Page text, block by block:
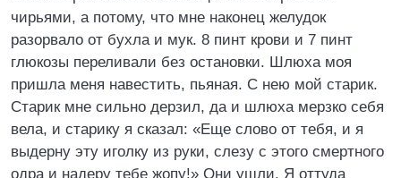
чирьями, а потому, что мне наконец желудок
разорвало от бухла и мук. 8 пинт крови и 7 пинт
глюкозы переливали без остановки. Шлюха моя
пришла меня навестить, пьяная. С нею мой старик.
Старик мне сильно дерзил, да и шлюха мерзко себя
вела, и старику я сказал: «Еще слово от тебя, и я
выдерну эту иголку из руки, слезу с этого смертного
одра и надеру тебе жопу!» Они ушли. Я оттуда